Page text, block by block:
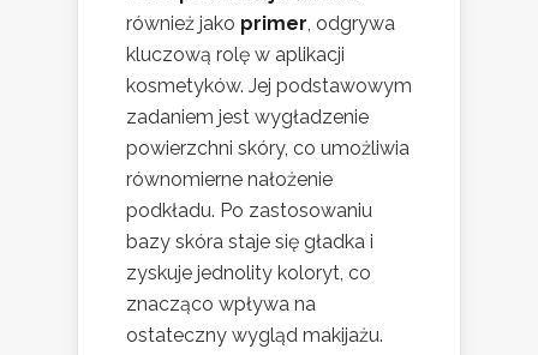
również jako primer, odgrywa
kluczową rolę w aplikacji
kosmetyków. Jej podstawowym
zadaniem jest wygładzenie
powierzchni skóry, co umożliwia
równomierne nałożenie
podkładu. Po zastosowaniu
bazy skóra staje się gładka i
zyskuje jednolity koloryt, co
znacząco wpływa na
ostateczny wygląd makijażu.